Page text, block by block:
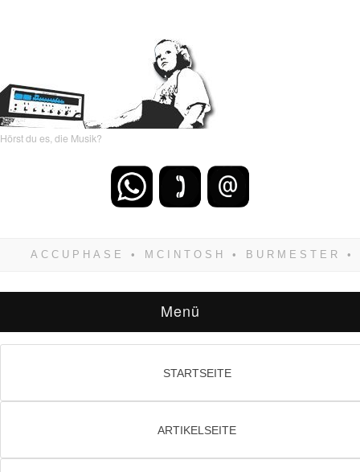
Hörst du es, die Musik?
zwangsläufig siegen! Und noch was: Hifi
Menü
STARTSEITE
ARTIKELSEITE